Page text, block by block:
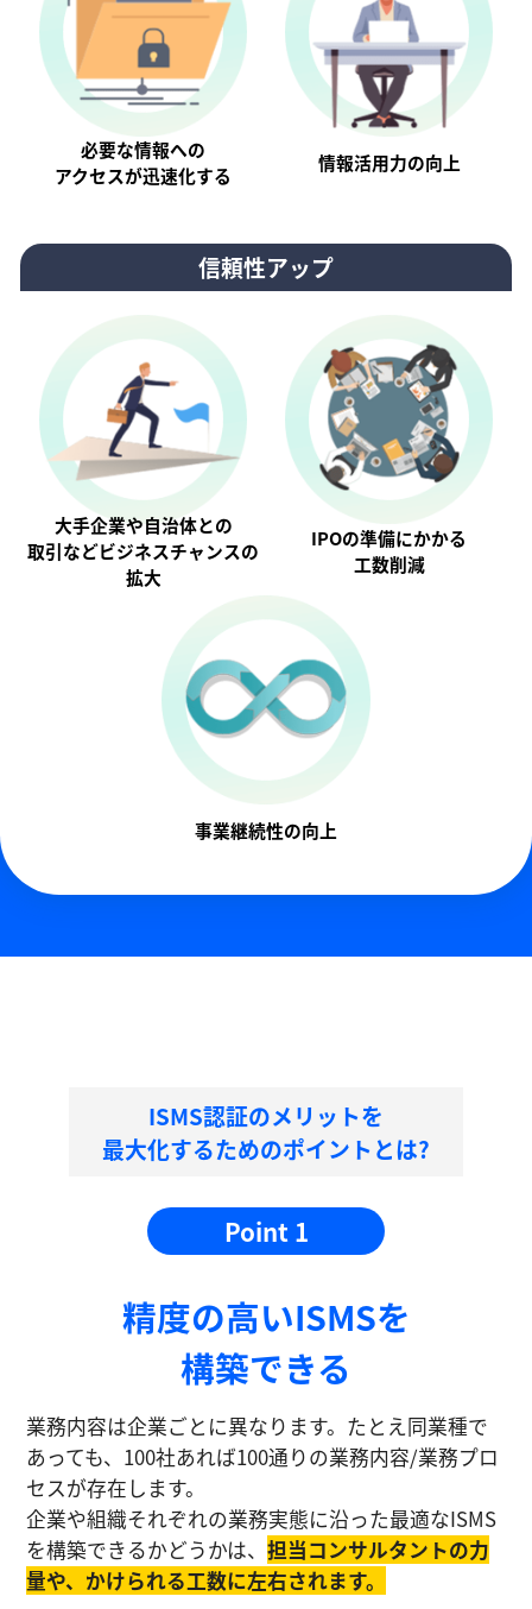
必要な情報への
アクセスが迅速化する
情報活⽤⼒の向上
信頼性アップ
大手企業や自治体との
取引などビジネスチャンスの
拡大
IPOの準備にかかる
工数削減
事業継続性の向上
ISMS認証のメリットを
最大化するためのポイントとは?
Point 1
精度の⾼いISMSを
構築できる
業務内容は企業ごとに異なります。たとえ同業種で
あっても、100社あれば100通りの業務内容/業務プロ
セスが存在します。
企業や組織それぞれの業務実態に沿った最適なISMS
を構築できるかどうかは、担当コンサルタントの⼒
量や、かけられる工数に左右されます。